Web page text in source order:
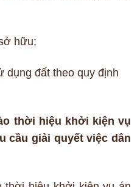
hữu;
dụng đất theo quy định
thời hiệu khởi kiện vụ
cầu giải quyết việc dân